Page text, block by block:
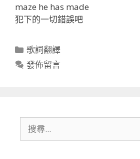
maze he has made
犯下的一切錯誤吧
分
類
歌詞翻譯
發佈留言
尋: